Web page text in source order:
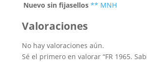
Nuevo sin fijasellos ** MNH
Valoraciones
No hay valoraciones aún.
Sé el primero en valorar “FR 1965.